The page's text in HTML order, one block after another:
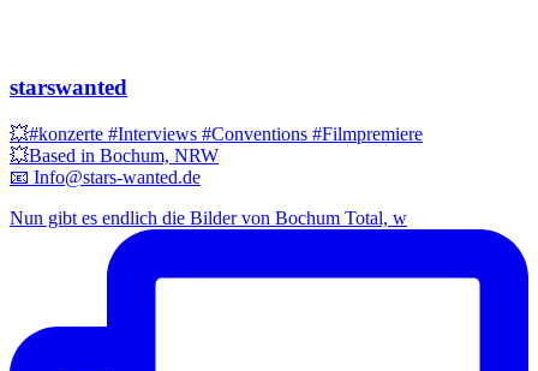
starswanted
💥#konzerte #Interviews #Conventions #Filmpremiere
💥Based in Bochum, NRW
📧 Info@stars-wanted.de
Nun gibt es endlich die Bilder von Bochum Total, w